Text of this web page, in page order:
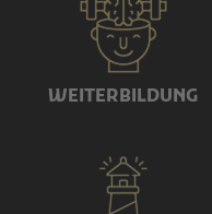
WEITER­BILDUNG